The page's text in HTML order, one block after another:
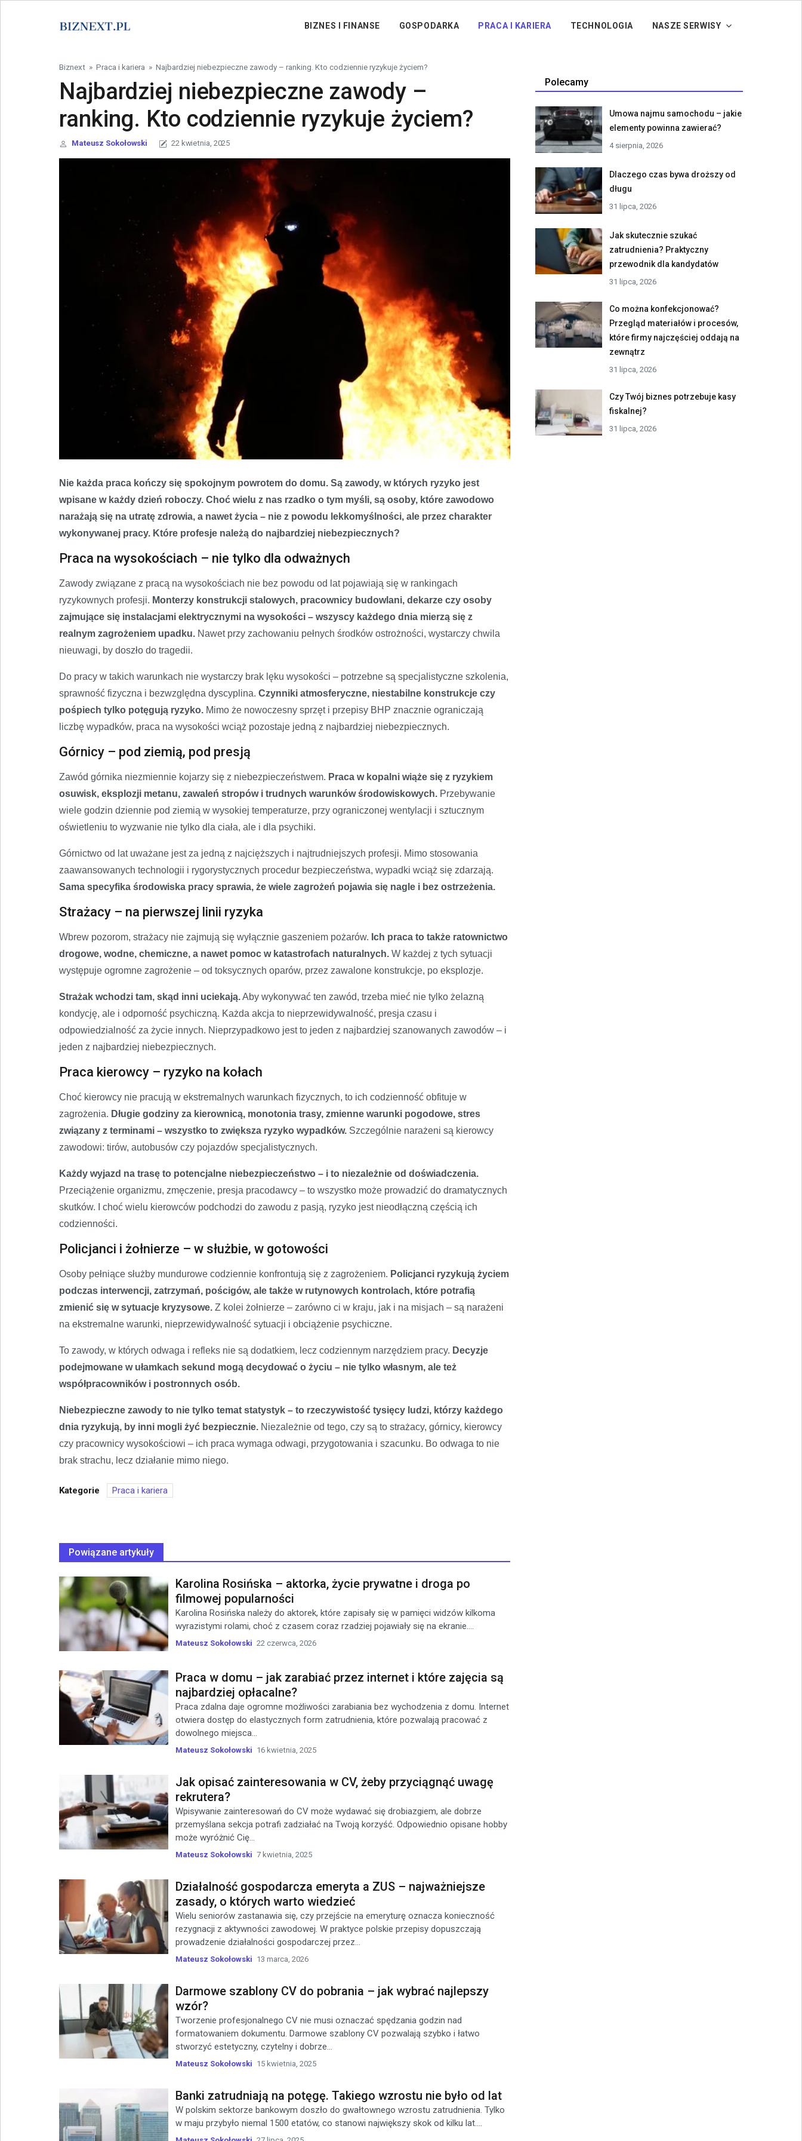
BIZNES I FINANSE GOSPODARKA PRACA I KARIERA TECHNOLOGIA NASZE SERWISY
Biznext » Praca i kariera » Najbardziej niebezpieczne zawody – ranking. Kto codziennie ryzykuje życiem?
Najbardziej niebezpieczne zawody –
ranking. Kto codziennie ryzykuje życiem?
Mateusz Sokołowski 22 kwietnia, 2025
Nie każda praca kończy się spokojnym powrotem do domu. Są zawody, w których ryzyko jest
wpisane w każdy dzień roboczy. Choć wielu z nas rzadko o tym myśli, są osoby, które zawodowo
narażają się na utratę zdrowia, a nawet życia – nie z powodu lekkomyślności, ale przez charakter
wykonywanej pracy. Które profesje należą do najbardziej niebezpiecznych?
Praca na wysokościach – nie tylko dla odważnych
Zawody związane z pracą na wysokościach nie bez powodu od lat pojawiają się w rankingach
ryzykownych profesji. Monterzy konstrukcji stalowych, pracownicy budowlani, dekarze czy osoby
zajmujące się instalacjami elektrycznymi na wysokości – wszyscy każdego dnia mierzą się z
realnym zagrożeniem upadku. Nawet przy zachowaniu pełnych środków ostrożności, wystarczy chwila
nieuwagi, by doszło do tragedii.
Do pracy w takich warunkach nie wystarczy brak lęku wysokości – potrzebne są specjalistyczne szkolenia,
sprawność fizyczna i bezwzględna dyscyplina. Czynniki atmosferyczne, niestabilne konstrukcje czy
pośpiech tylko potęgują ryzyko. Mimo że nowoczesny sprzęt i przepisy BHP znacznie ograniczają
liczbę wypadków, praca na wysokości wciąż pozostaje jedną z najbardziej niebezpiecznych.
Górnicy – pod ziemią, pod presją
Zawód górnika niezmiennie kojarzy się z niebezpieczeństwem. Praca w kopalni wiąże się z ryzykiem
osuwisk, eksplozji metanu, zawaleń stropów i trudnych warunków środowiskowych. Przebywanie
wiele godzin dziennie pod ziemią w wysokiej temperaturze, przy ograniczonej wentylacji i sztucznym
oświetleniu to wyzwanie nie tylko dla ciała, ale i dla psychiki.
Górnictwo od lat uważane jest za jedną z najcięższych i najtrudniejszych profesji. Mimo stosowania
zaawansowanych technologii i rygorystycznych procedur bezpieczeństwa, wypadki wciąż się zdarzają.
Sama specyfika środowiska pracy sprawia, że wiele zagrożeń pojawia się nagle i bez ostrzeżenia.
Strażacy – na pierwszej linii ryzyka
Wbrew pozorom, strażacy nie zajmują się wyłącznie gaszeniem pożarów. Ich praca to także ratownictwo
drogowe, wodne, chemiczne, a nawet pomoc w katastrofach naturalnych. W każdej z tych sytuacji
występuje ogromne zagrożenie – od toksycznych oparów, przez zawalone konstrukcje, po eksplozje.
Strażak wchodzi tam, skąd inni uciekają.Aby wykonywać ten zawód, trzeba mieć nie tylko żelazną
kondycję, ale i odporność psychiczną. Każda akcja to nieprzewidywalność, presja czasu i
odpowiedzialność za życie innych. Nieprzypadkowo jest to jeden z najbardziej szanowanych zawodów – i
jeden z najbardziej niebezpiecznych.
Praca kierowcy – ryzyko na kołach
Choć kierowcy nie pracują w ekstremalnych warunkach fizycznych, to ich codzienność obfituje w
zagrożenia. Długie godziny za kierownicą, monotonia trasy, zmienne warunki pogodowe, stres
związany z terminami – wszystko to zwiększa ryzyko wypadków. Szczególnie narażeni są kierowcy
zawodowi: tirów, autobusów czy pojazdów specjalistycznych.
Każdy wyjazd na trasę to potencjalne niebezpieczeństwo – i to niezależnie od doświadczenia.
Przeciążenie organizmu, zmęczenie, presja pracodawcy – to wszystko może prowadzić do dramatycznych
skutków. I choć wielu kierowców podchodzi do zawodu z pasją, ryzyko jest nieodłączną częścią ich
codzienności.
Policjanci i żołnierze – w służbie, w gotowości
Osoby pełniące służby mundurowe codziennie konfrontują się z zagrożeniem. Policjanci ryzykują życiem
podczas interwencji, zatrzymań, pościgów, ale także w rutynowych kontrolach, które potrafią
zmienić się w sytuacje kryzysowe. Z kolei żołnierze – zarówno ci w kraju, jak i na misjach – są narażeni
na ekstremalne warunki, nieprzewidywalność sytuacji i obciążenie psychiczne.
To zawody, w których odwaga i refleks nie są dodatkiem, lecz codziennym narzędziem pracy. Decyzje
podejmowane w ułamkach sekund mogą decydować o życiu – nie tylko własnym, ale też
współpracowników i postronnych osób.
Niebezpieczne zawody to nie tylko temat statystyk – to rzeczywistość tysięcy ludzi, którzy każdego
dnia ryzykują, by inni mogli żyć bezpiecznie. Niezależnie od tego, czy są to strażacy, górnicy, kierowcy
czy pracownicy wysokościowi – ich praca wymaga odwagi, przygotowania i szacunku. Bo odwaga to nie
brak strachu, lecz działanie mimo niego.
Kategorie Praca i kariera
Powiązane artykuły
Karolina Rosińska – aktorka, życie prywatne i droga po
filmowej popularności
Karolina Rosińska należy do aktorek, które zapisały się w pamięci widzów kilkoma
wyrazistymi rolami, choć z czasem coraz rzadziej pojawiały się na ekranie....
Mateusz Sokołowski 22 czerwca, 2026
Praca w domu – jak zarabiać przez internet i które zajęcia są
najbardziej opłacalne?
Praca zdalna daje ogromne możliwości zarabiania bez wychodzenia z domu. Internet
otwiera dostęp do elastycznych form zatrudnienia, które pozwalają pracować z
dowolnego miejsca...
Mateusz Sokołowski 16 kwietnia, 2025
Jak opisać zainteresowania w CV, żeby przyciągnąć uwagę
rekrutera?
Wpisywanie zainteresowań do CV może wydawać się drobiazgiem, ale dobrze
przemyślana sekcja potrafi zadziałać na Twoją korzyść. Odpowiednio opisane hobby
może wyróżnić Cię...
Mateusz Sokołowski 7 kwietnia, 2025
Działalność gospodarcza emeryta a ZUS – najważniejsze
zasady, o których warto wiedzieć
Wielu seniorów zastanawia się, czy przejście na emeryturę oznacza konieczność
rezygnacji z aktywności zawodowej. W praktyce polskie przepisy dopuszczają
prowadzenie działalności gospodarczej przez...
Mateusz Sokołowski 13 marca, 2026
Darmowe szablony CV do pobrania – jak wybrać najlepszy
wzór?
Tworzenie profesjonalnego CV nie musi oznaczać spędzania godzin nad
formatowaniem dokumentu. Darmowe szablony CV pozwalają szybko i łatwo
stworzyć estetyczny, czytelny i dobrze...
Mateusz Sokołowski 15 kwietnia, 2025
Banki zatrudniają na potęgę. Takiego wzrostu nie było od lat
W polskim sektorze bankowym doszło do gwałtownego wzrostu zatrudnienia. Tylko
w maju przybyło niemal 1500 etatów, co stanowi największy skok od kilku lat....
Polecamy
Umowa najmu samochodu – jakie
elementy powinna zawierać?
4 sierpnia, 2026
Dlaczego czas bywa droższy od
długu
31 lipca, 2026
Jak skutecznie szukać
zatrudnienia? Praktyczny
przewodnik dla kandydatów
31 lipca, 2026
Co można konfekcjonować?
Przegląd materiałów i procesów,
które firmy najczęściej oddają na
zewnątrz
31 lipca, 2026
Czy Twój biznes potrzebuje kasy
fiskalnej?
31 lipca, 2026